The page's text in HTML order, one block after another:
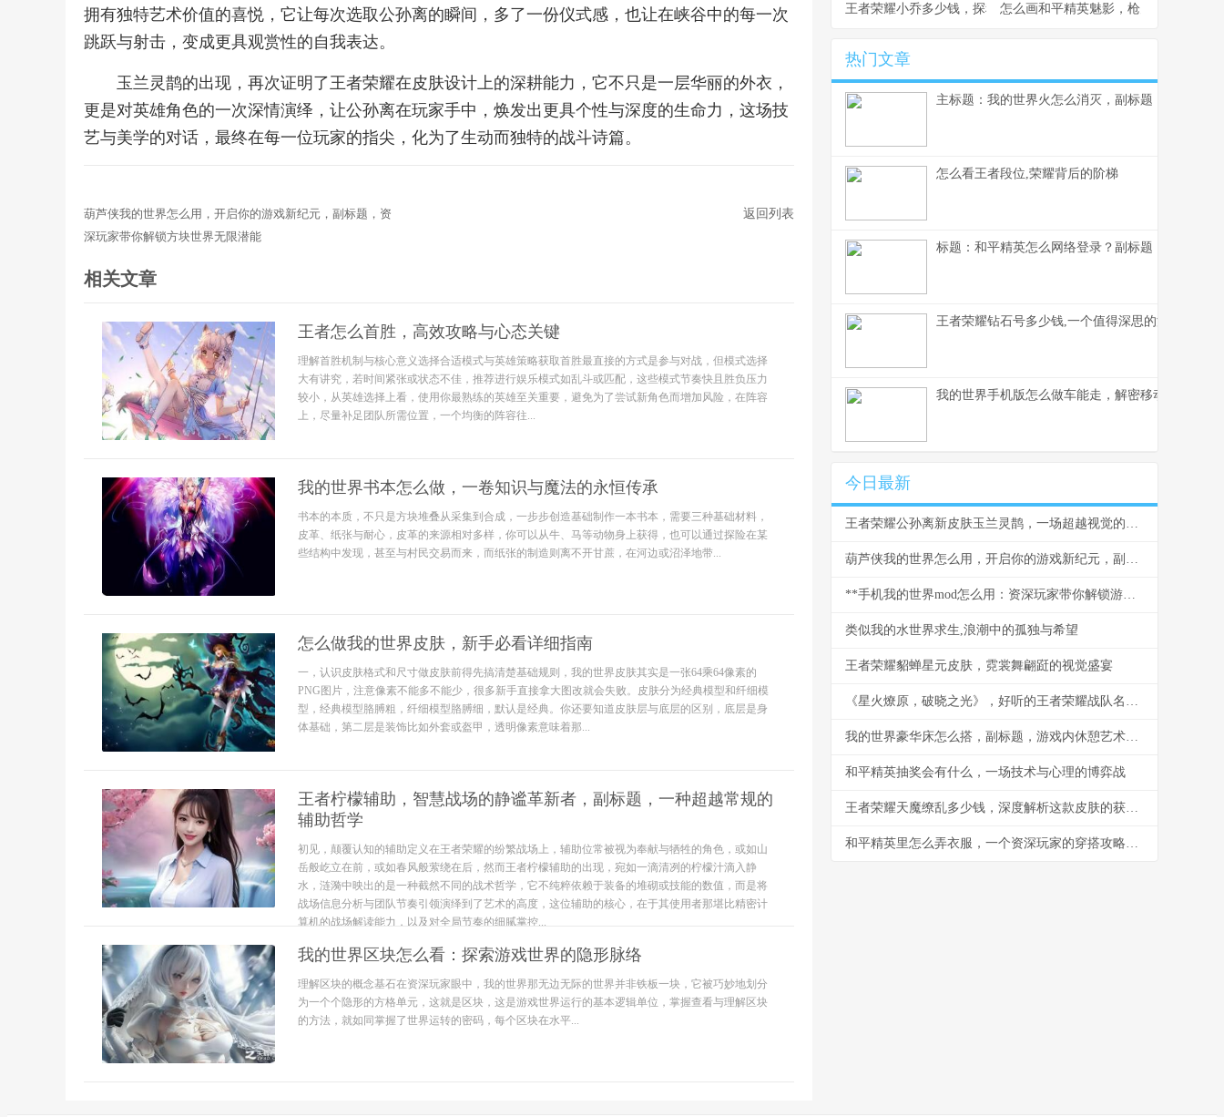
拥有独特艺术价值的喜悦，它让每次选取公孙离的瞬间，多了一份仪式感，也让在峡谷中的每一次
跳跃与射击，变成更具观赏性的自我表达。
玉兰灵鹊的出现，再次证明了王者荣耀在皮肤设计上的深耕能力，它不只是一层华丽的外衣，
更是对英雄角色的一次深情演绎，让公孙离在玩家手中，焕发出更具个性与深度的生命力，这场技
艺与美学的对话，最终在每一位玩家的指尖，化为了生动而独特的战斗诗篇。
葫芦侠我的世界怎么用，开启你的游戏新纪元，副标题，资
深玩家带你解锁方块世界无限潜能
返回列表
相关文章
王者怎么首胜，高效攻略与心态关键
理解首胜机制与核心意义选择合适模式与英雄策略获取首胜最直接的方式是参与对战，但模式选择
大有讲究，若时间紧张或状态不佳，推荐进行娱乐模式如乱斗或匹配，这些模式节奏快且胜负压力
较小，从英雄选择上看，使用你最熟练的英雄至关重要，避免为了尝试新角色而增加风险，在阵容
上，尽量补足团队所需位置，一个均衡的阵容往...
我的世界书本怎么做，一卷知识与魔法的永恒传承
书本的本质，不只是方块堆叠从采集到合成，一步步创造基础制作一本书本，需要三种基础材料，
皮革、纸张与耐心，皮革的来源相对多样，你可以从牛、马等动物身上获得，也可以通过探险在某
些结构中发现，甚至与村民交易而来，而纸张的制造则离不开甘蔗，在河边或沼泽地带...
怎么做我的世界皮肤，新手必看详细指南
一，认识皮肤格式和尺寸做皮肤前得先搞清楚基础规则，我的世界皮肤其实是一张64乘64像素的
PNG图片，注意像素不能多不能少，很多新手直接拿大图改就会失败。皮肤分为经典模型和纤细模
型，经典模型胳膊粗，纤细模型胳膊细，默认是经典。你还要知道皮肤层与底层的区别，底层是身
体基础，第二层是装饰比如外套或盔甲，透明像素意味着那...
王者柠檬辅助，智慧战场的静谧革新者，副标题，一种超越常规的
辅助哲学
初见，颠覆认知的辅助定义在王者荣耀的纷繁战场上，辅助位常被视为奉献与牺牲的角色，或如山
岳般屹立在前，或如春风般萦绕在后，然而王者柠檬辅助的出现，宛如一滴清冽的柠檬汁滴入静
水，涟漪中映出的是一种截然不同的战术哲学，它不纯粹依赖于装备的堆砌或技能的数值，而是将
战场信息分析与团队节奏引领演绎到了艺术的高度，这位辅助的核心，在于其使用者那堪比精密计
算机的战场解读能力，以及对全局节奏的细腻掌控...
我的世界区块怎么看：探索游戏世界的隐形脉络
理解区块的概念基石在资深玩家眼中，我的世界那无边无际的世界并非铁板一块，它被巧妙地划分
为一个个隐形的方格单元，这就是区块，这是游戏世界运行的基本逻辑单位，掌握查看与理解区块
的方法，就如同掌握了世界运转的密码，每个区块在水平...
王者荣耀小乔多少钱，探秘获取成本与价值考量
怎么画和平精英魅影，枪火玫瑰的暗影
热门文章
主标题：我的世界火怎么消灭，副标题：资深玩家
怎么看王者段位,荣耀背后的阶梯
标题：和平精英怎么网络登录？副标题：资深玩家
王者荣耀钻石号多少钱,一个值得深思的游戏现象,
我的世界手机版怎么做车能走，解密移动载具的奥
今日最新
王者荣耀公孙离新皮肤玉兰灵鹊，一场超越视觉的技艺对话
葫芦侠我的世界怎么用，开启你的游戏新纪元，副标题，资深玩家带你解锁方块世界无限潜能
**手机我的世界mod怎么用：资深玩家带你解锁游戏新世界，副标题：从入门到精通的全流程指南。**
类似我的水世界求生,浪潮中的孤独与希望
王者荣耀貂蝉星元皮肤，霓裳舞翩跹的视觉盛宴
《星火燎原，破晓之光》，好听的王者荣耀战队名与团队精神的交响
我的世界豪华床怎么搭，副标题，游戏内休憩艺术的极致追求
和平精英抽奖会有什么，一场技术与心理的博弈战
王者荣耀天魔缭乱多少钱，深度解析这款皮肤的获取之路与价值
和平精英里怎么弄衣服，一个资深玩家的穿搭攻略，副标题，从零开始打造你的战场时尚